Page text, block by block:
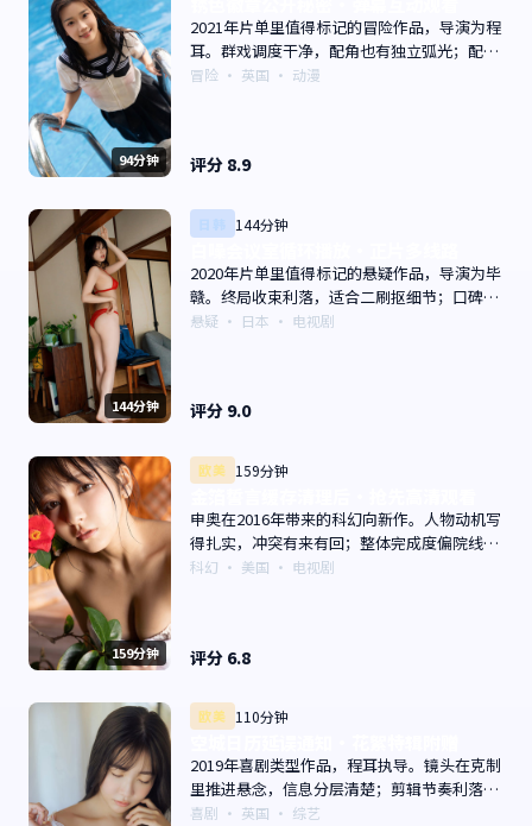
94分钟
2021年片单里值得标记的冒险作品，导演为程
耳。群戏调度干净，配角也有独立弧光；配乐
与画面气质统一。主演以演技派为主，适合喜
冒险 · 英国 · 动漫
评分 8.9
144分钟
144分钟
2020年片单里值得标记的悬疑作品，导演为毕
赣。终局收束利落，适合二刷抠细节；口碑向
与娱乐性兼顾。主演以演技派为主，适合喜欢
悬疑 · 日本 · 电视剧
评分 9.0
159分钟
欧美 159分钟
申奥在2016年带来的科幻向新作。人物动机写
得扎实，冲突有来有回；整体完成度偏院线质
感。主演以演技派为主，适合喜欢强叙事与人
科幻 · 美国 · 电视剧
评分 6.8
欧美 110分钟
2019年喜剧类型作品，程耳执导。镜头在克制
里推进悬念，信息分层清楚；剪辑节奏利落，
观感顺滑。主演以演技派为主，适合喜欢强叙
喜剧 · 英国 · 综艺